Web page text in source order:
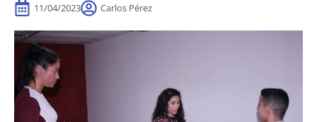
11/04/2023 Carlos Pérez